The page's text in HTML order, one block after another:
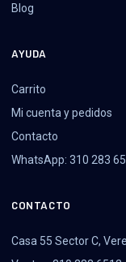
Blog
AYUDA
Carrito
Mi cuenta y pedidos
Contacto
WhatsApp: 310 283
CONTACTO
Casa 55 Sector C,